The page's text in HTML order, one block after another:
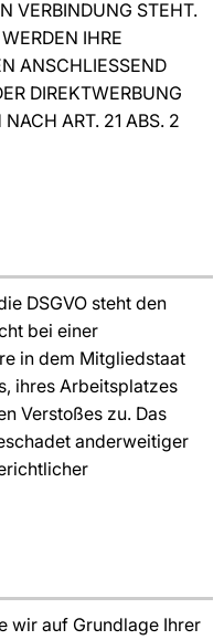
VERBINDUNG STEHT.
IHRE
ANSCHLIESSEND
DIREKTWERBUNG
ART. 21 ABS. 2
DSGVO steht den
bei einer
in dem Mitgliedstaat
ihres Arbeitsplatzes
Verstoßes zu. Das
anderweitiger
wir auf Grundlage Ihrer